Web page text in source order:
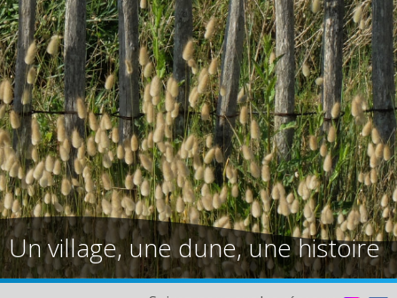
Un village, une dune, une histoire